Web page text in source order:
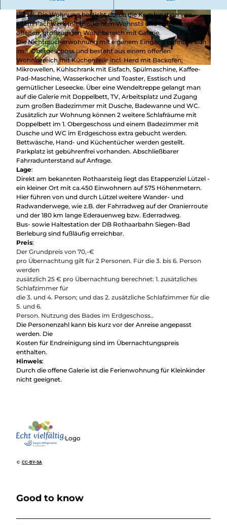
© Tobias Vollmer, Ferienwohnung Demches Huß
© Tobias Vollmer, Ferienwohnung Demches Hu
ß
© Tobias Vollmer, Ferienwohnung Demches Hu
Lützel. Die Wohnung besticht durch die Kombination von
altem Fachwerk mit modernem Wohnstil und durch ihren
offenen, großzügigen Wohnbereich mit Galerie.
Die Nichtraucherwohnung mit eigenem Eingang befindet sich
im 1. Obergeschoss und besteht aus einem offenen
Wohnbereich mit Küchenzeile incl. Herd mit Backofen,
Mikrowellen, Kühlschrank mit Eisfach, Spülmaschine, Kaffee-
Pad-Maschine, Wasserkocher und Toaster, Esstisch und
gemütlicher Leseecke. Über eine Wendeltreppe gelangt man
auf die Galerie mit Doppelbett, TV, Arbeitsplatz und Zugang
zum großen Badezimmer mit Dusche, Badewanne und WC.
Zusätzlich zur Wohnung können 2 weitere Schlafräume mit
Doppelbett im 1. Obergeschoss und einem Badezimmer mit
Dusche und WC im Erdgeschoss extra gebucht werden.
Bettwäsche, Hand- und Küchentücher werden gestellt.
Parkplatz ist gebührenfrei vorhanden. Abschließbarer
Fahrradunterstand auf Anfrage.
Lage:
Direkt am bekannten Rothaarsteig liegt das Etappenziel Lützel -
ein kleiner Ort mit ca.450 Einwohnern auf 575 Höhenmetern.
Hier führen von und durch Lützel weitere Wander- und
Radwanderwege, wie z.B. der Fahrradweg auf der Oranierroute
und der 180 km lange Ederauenweg bzw. Ederradweg.
Bus- sowie Haltestation der DB Rothaarbahn Siegen-Bad
Berleburg sind fußläufig erreichbar.
Preis:
Der Grundpreis von 70,-€
pro Übernachtung gilt für 2 Personen. Für die 3. bis 6. Person
werden
zusätzlich 25 € pro Übernachtung berechnet: 1. zusätzliches
Schlafzimmer für
die 3. und 4. Person; und das 2. zusätzliche Schlafzimmer für die
5. und 6.
Person. Nutzung des Bades im Erdgeschoss..
Die Personenzahl kann bis kurz vor der Anreise angepasst
werden. Die
Kosten für Endreinigung sind im Übernachtungspreis
enthalten.
Hinweis:
Durch die offene Galerie ist die Ferienwohnung für Kleinkinder
nicht geeignet.
© CC-BY-SA
Logo
Good to know